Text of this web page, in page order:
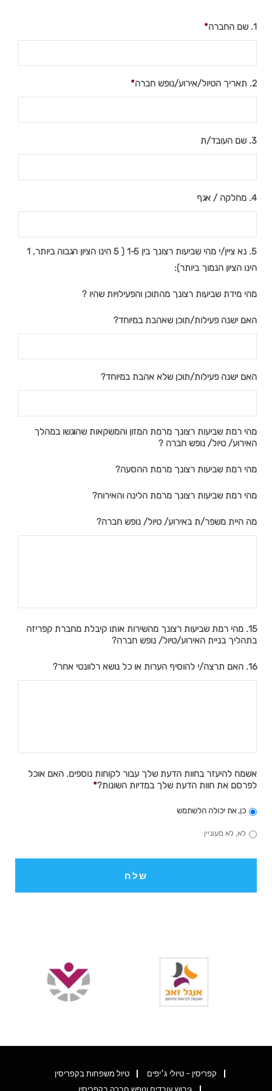
1. שם החברה *
2. תאריך הטיול/אירוע/נופש חברה *
3. שם העובד/ת
4. מחלקה / אגף
5. נא ציין/י מהי שביעות רצונך בין 1-5 ( 5 הינו הציון הגבוה ביותר, 1
הינו הציון הנמוך ביותר):
מהי מידת שביעות רצונך מהתוכן והפעילויות שהיו ?
האם ישנה פעילות/תוכן שאהבת במיוחד?
האם ישנה פעילות/תוכן שלא אהבת במיוחד?
מהי רמת שביעות רצונך מרמת המזון והמשקאות שהוגשו במהלך
האירוע/ טיול/ נופש חברה ?
מהי רמת שביעות רצונך מרמת ההסעה?
מהי רמת שביעות רצונך מרמת הלינה והאירוח?
מה היית משפר/ת באירוע/ טיול/ נופש חברה?
15. מהי רמת שביעות רצונך מהשירות אותו קיבלת מחברת קפריזה
בתהליך בניית האירוע/טיול/ נופש חברה?
16. האם תרצה/י להוסיף הערות או כל נושא רלוונטי אחר?
אשמח להיעזר בחוות הדעת שלך עבור לקוחות נוספים. האם אוכל
לפרסם את חוות הדעת שלך במדיות השונות?*
כן, את יכולה הלשתמש
לא, לא מעוניין
טיול משפחות בקפריסין
קפריסין – טיולי ג׳יפים